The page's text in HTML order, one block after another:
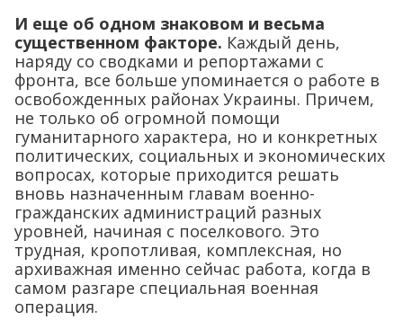
И еще об одном знаковом и весьма
существенном факторе. Каждый день,
наряду со сводками и репортажами с
фронта, все больше упоминается о работе в
освобожденных районах Украины. Причем,
не только об огромной помощи
гуманитарного характера, но и конкретных
политических, социальных и экономических
вопросах, которые приходится решать
вновь назначенным главам военно-
гражданских администраций разных
уровней, начиная с поселкового. Это
трудная, кропотливая, комплексная, но
архиважная именно сейчас работа, когда в
самом разгаре специальная военная
операция.